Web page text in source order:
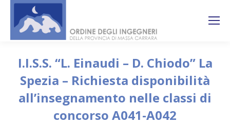
I.I.S.S. “L. Einaudi – D. Chiodo” La
Spezia – Richiesta disponibilità
all’insegnamento nelle classi di
concorso A041-A042